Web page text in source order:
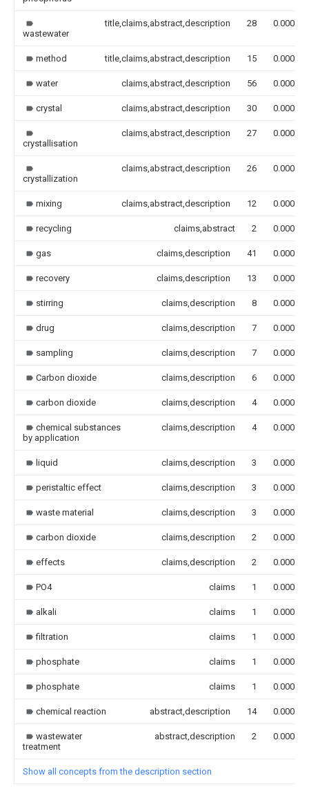
wastewater
title,claims,abstract,description 28 0.000
method title,claims,abstract,description 15 0.000
water claims,abstract,description 56 0.000
crystal claims,abstract,description 30 0.000
crystallisation
claims,abstract,description 27 0.000
crystallization
claims,abstract,description 26 0.000
mixing claims,abstract,description 12 0.000
recycling claims,abstract 2 0.000
gas claims,description 41 0.000
recovery claims,description 13 0.000
stirring claims,description 8 0.000
drug claims,description 7 0.000
sampling claims,description 7 0.000
Carbon dioxide claims,description 6 0.000
carbon dioxide claims,description 4 0.000
chemical substances
by application
claims,description 4 0.000
liquid claims,description 3 0.000
peristaltic effect claims,description 3 0.000
waste material claims,description 3 0.000
carbon dioxide claims,description 2 0.000
effects claims,description 2 0.000
PO4 claims 1 0.000
alkali claims 1 0.000
filtration claims 1 0.000
phosphate claims 1 0.000
phosphate claims 1 0.000
chemical reaction abstract,description 14 0.000
wastewater
treatment
abstract,description 2 0.000
Show all concepts from the description section